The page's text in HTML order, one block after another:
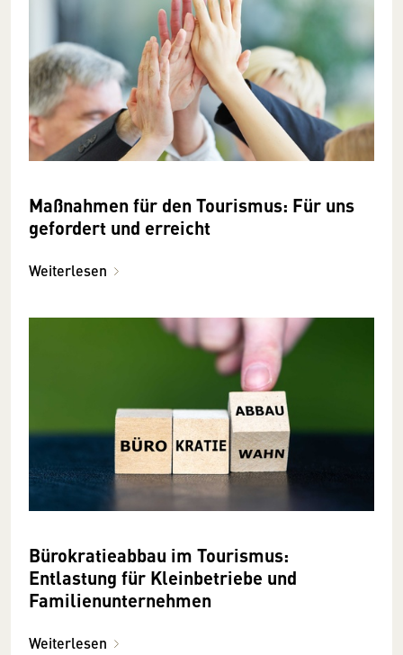
Maßnahmen für den Tourismus: Für uns
gefordert und erreicht
Weiterlesen
Bürokratieabbau im Tourismus:
Entlastung für Kleinbetriebe und
Familienunternehmen
Weiterlesen